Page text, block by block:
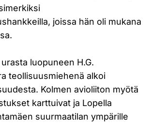
joissa hän oli mukana
luopuneen H.G.
teollisuusmiehenä alkoi
Kolmen avioliiton myötä
karttuivat ja Lopella
suurmaatilan ympärille